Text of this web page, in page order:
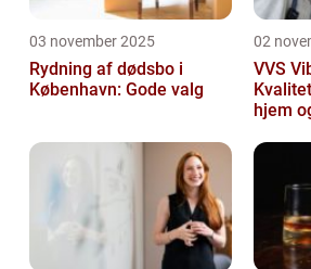
03 november 2025
Rydning af dødsbo i
København: Gode valg
02
VVS
hjem